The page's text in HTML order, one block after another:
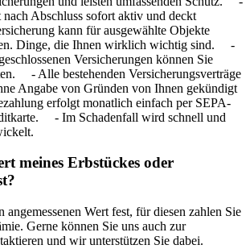
Abschluss sofort aktiv und deckt
kann für ausgewählte Objekte
Dinge, die Ihnen wirklich wichtig sind. -
Versicherungen können Sie
- Alle bestehenden Versicherungsverträge
Angabe von Gründen von Ihnen gekündigt
erfolgt monatlich einfach per SEPA-
- Im Schadenfall wird schnell und
meines Erbstückes oder
angemessenen Wert fest, für diesen zahlen Sie
Gerne können Sie uns auch zur
und wir unterstützen Sie dabei.